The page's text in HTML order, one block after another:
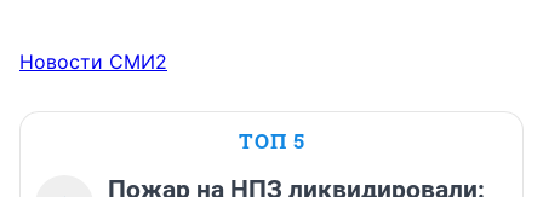
Новости СМИ2
ТОП 5
Пожар на НПЗ ликвидировали: